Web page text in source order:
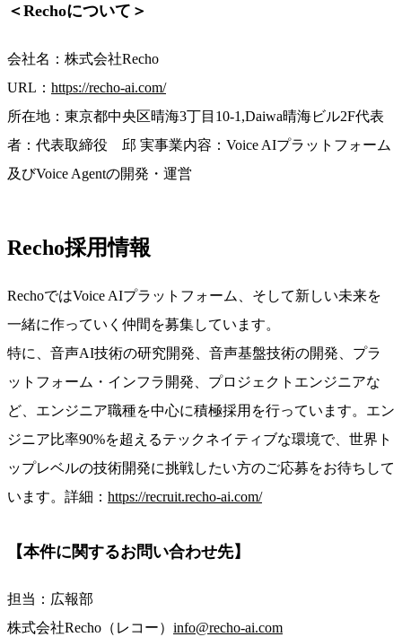
＜Rechoについて＞
会社名：株式会社Recho
URL： https://recho-ai.com/
所在地：東京都中央区晴海3丁目10-1,Daiwa晴海ビル2F代表
者：代表取締役 邱 実事業内容：Voice AIプラットフォーム
及びVoice Agentの開発・運営
Recho採用情報
RechoではVoice AIプラットフォーム、そして新しい未来を
一緒に作っていく仲間を募集しています。
特に、音声AI技術の研究開発、音声基盤技術の開発、プラ
ットフォーム・インフラ開発、プロジェクトエンジニアな
ど、エンジニア職種を中心に積極採用を行っています。エン
ジニア比率90%を超えるテックネイティブな環境で、世界ト
ップレベルの技術開発に挑戦したい方のご応募をお待ちして
います。 詳細： https://recruit.recho-ai.com/
【本件に関するお問い合わせ先】
担当：広報部
株式会社Recho（レコー） info@recho-ai.com